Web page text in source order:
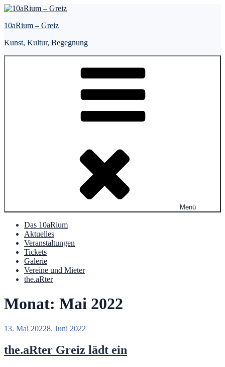
Zum
springen
10aRium – Greiz
Kunst, Kultur, Begegnung
Menü
Das 10aRium
Aktuelles
Veranstaltungen
Tickets
Galerie
Vereine und Mieter
the.aRter
Monat: Mai 2022
Veröffentlicht
13. Mai 20228. Juni 2022
the.aRter Greiz lädt ein